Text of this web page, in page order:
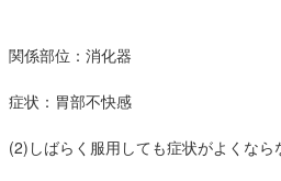
関係部位：消化器
症状：胃部不快感
(2)しばらく服用しても症状がよくなら